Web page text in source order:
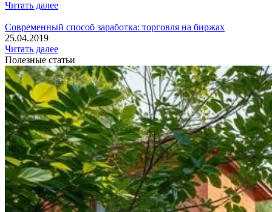
Читать далее
Современный способ заработка: торговля на биржах
25.04.2019
Читать далее
Полезные статьи